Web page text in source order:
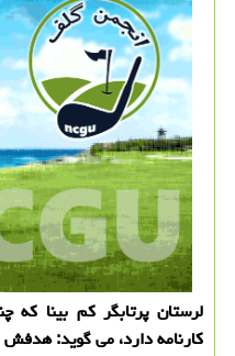
لرستان پرتابگر کم بینا که
کارنامه دارد، می گوید: